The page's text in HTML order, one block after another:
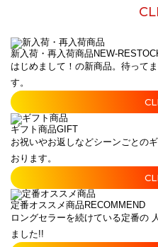
新入荷・再入荷商品 NEW-
はじめまして！の新商品。待って
す。
ギフト商品GIFT
お祝いやお返しなどシーンごとの
おります。
定番オススメ商品 RECOMMEND
ロングセラーを続けている定番の
ました!!